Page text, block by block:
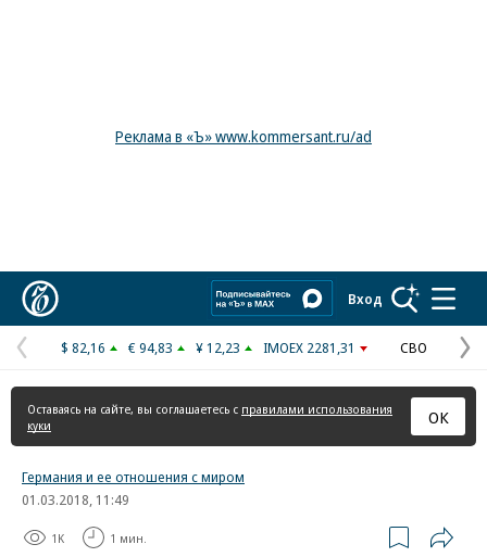
Реклама в «Ъ» www.kommersant.ru/ad
Вход
Предыдущая
страница
$ 82,16 € 94,83 ¥ 12,23 IMOEX 2281,31 СВО
Оставаясь на сайте, вы соглашаетесь с правилами использования
куки
ОК
Германия и ее отношения с миром
01.03.2018, 11:49
1K 1 мин.